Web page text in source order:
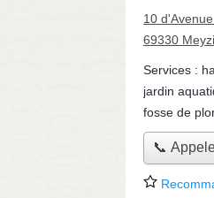
10
69330
Services :
jardin
fosse de
📞